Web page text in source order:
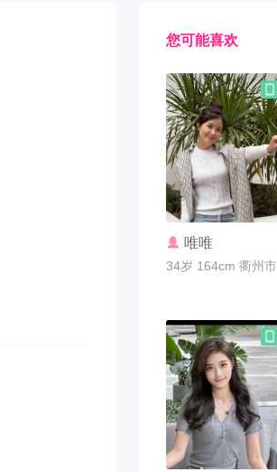
您可能喜欢
联系TA
唯唯
34岁 164cm 衢州市